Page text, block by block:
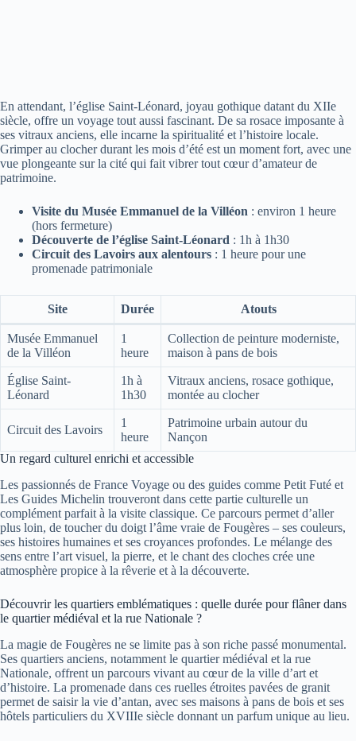
En attendant, l’église Saint-Léonard, joyau gothique datant du XIIe
siècle, offre un voyage tout aussi fascinant. De sa rosace imposante à
ses vitraux anciens, elle incarne la spiritualité et l’histoire locale.
Grimper au clocher durant les mois d’été est un moment fort, avec une
vue plongeante sur la cité qui fait vibrer tout cœur d’amateur de
patrimoine.
Visite du Musée Emmanuel de la Villéon : environ 1 heure
(hors fermeture)
Découverte de l’église Saint-Léonard : 1h à 1h30
Circuit des Lavoirs aux alentours : 1 heure pour une
promenade patrimoniale
Site Durée Atouts
Musée Emmanuel
de la Villéon
1
heure
Collection de peinture moderniste,
maison à pans de bois
Église Saint-
Léonard
1h à
1h30
Vitraux anciens, rosace gothique,
montée au clocher
Circuit des Lavoirs
1
heure
Patrimoine urbain autour du
Nançon
Un regard culturel enrichi et accessible
Les passionnés de France Voyage ou des guides comme Petit Futé et
Les Guides Michelin trouveront dans cette partie culturelle un
complément parfait à la visite classique. Ce parcours permet d’aller
plus loin, de toucher du doigt l’âme vraie de Fougères – ses couleurs,
ses histoires humaines et ses croyances profondes. Le mélange des
sens entre l’art visuel, la pierre, et le chant des cloches crée une
atmosphère propice à la rêverie et à la découverte.
Découvrir les quartiers emblématiques : quelle durée pour flâner dans
le quartier médiéval et la rue Nationale ?
La magie de Fougères ne se limite pas à son riche passé monumental.
Ses quartiers anciens, notamment le quartier médiéval et la rue
Nationale, offrent un parcours vivant au cœur de la ville d’art et
d’histoire. La promenade dans ces ruelles étroites pavées de granit
permet de saisir la vie d’antan, avec ses maisons à pans de bois et ses
hôtels particuliers du XVIIIe siècle donnant un parfum unique au lieu.